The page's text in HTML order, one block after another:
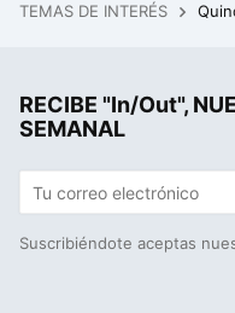
TEMAS DE INTERÉS
RECIBE "In/Out",
SEMANAL
Suscribiéndote aceptas